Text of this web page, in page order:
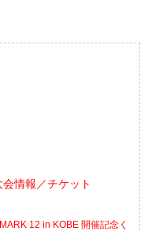
情報／チケット
12 in KOBE 開催記念く